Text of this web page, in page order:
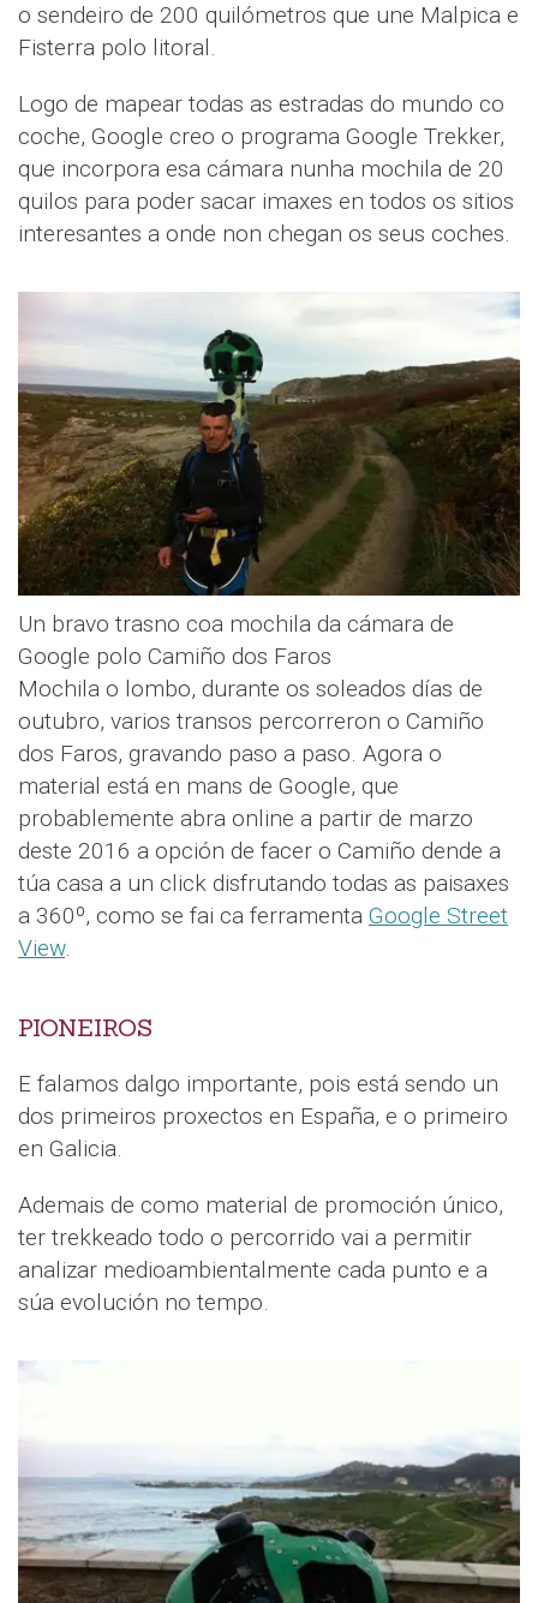
o sendeiro de 200 quilómetros que une Malpica e
Fisterra polo litoral.
Logo de mapear todas as estradas do mundo co
coche, Google creo o programa Google Trekker,
que incorpora esa cámara nunha mochila de 20
quilos para poder sacar imaxes en todos os sitios
interesantes a onde non chegan os seus coches.
Un bravo trasno coa mochila da cámara de
Google polo Camiño dos Faros
Mochila o lombo, durante os soleados días de
outubro, varios transos percorreron o Camiño
dos Faros, gravando paso a paso. Agora o
material está en mans de Google, que
probablemente abra online a partir de marzo
deste 2016 a opción de facer o Camiño dende a
túa casa a un click disfrutando todas as paisaxes
a 360º, como se fai ca ferramenta Google Street
View.
PIONEIROS
E falamos dalgo importante, pois está sendo un
dos primeiros proxectos en España, e o primeiro
en Galicia.
Ademais de como material de promoción único,
ter trekkeado todo o percorrido vai a permitir
analizar medioambientalmente cada punto e a
súa evolución no tempo.